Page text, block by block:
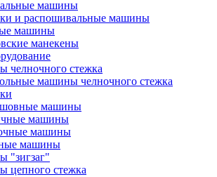
машины
и распошивальные машины
машины
манекены
челночного стежка
машины челночного стежка
машины
машины
машины
машины
"зигзаг"
цепного стежка